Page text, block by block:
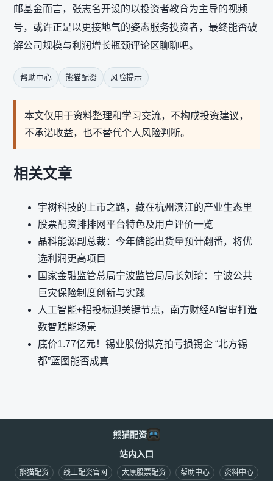
邮基金而言，张志名开设的以投资者教育为主导的视频
号，或许正是以更接地气的姿态服务投资者，最终能否破
解公司规模与利润增长瓶颈评论区聊聊吧。
帮助中心 熊猫配资 风险提示
本文仅用于资料整理和学习交流，不构成投资建议，
不承诺收益，也不替代个人风险判断。
相关文章
宇树科技的上市之路，藏在杭州滨江的产业生态里
股票配资排排网平台特色及用户评价一览
晶科能源副总裁：今年储能出货量预计翻番，将优
选利润更高项目
国家金融监管总局宁波监管局局长刘琦：宁波公共
巨灾保险制度创新与实践
人工智能+招投标迎关键节点，南方财经AI智审打造
数智赋能场景
底价1.77亿元！锡业股份拟竞拍亏损锡企 “北方锡
都”蓝图能否成真
熊猫配资
站内入口
熊猫配资 线上配资官网 太原股票配资 帮助中心 资料中心